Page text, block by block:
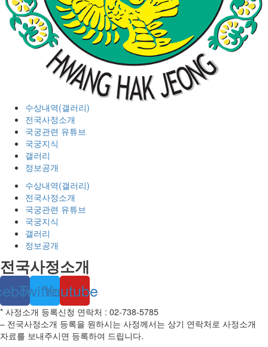
수상내역(갤러리)
전국사정소개
국궁관련 유튜브
국궁지식
갤러리
정보공개
수상내역(갤러리)
전국사정소개
국궁관련 유튜브
국궁지식
갤러리
정보공개
전국사정소개
TwitterYoutube
* 사정소개 등록신청 연락처 : 02-738-5785
– 전국사정소개 등록을 원하시는 사정께서는 상기 연락처로 사정소개
자료를 보내주시면 등록하여 드립니다.